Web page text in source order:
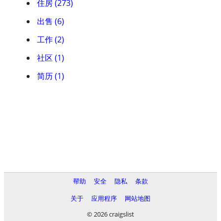
住房 (273)
出售 (6)
工作 (2)
社区 (1)
简历 (1)
帮助 安全 隐私
条款
关于
应用程序
网站地图
© 2026 craigslist